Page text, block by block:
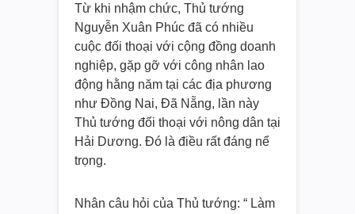
Từ khi nhậm chức, Thủ tướng
Nguyễn Xuân Phúc đã có nhiều
cuộc đối thoại với cộng đồng doanh
nghiệp, gặp gỡ với công nhân lao
động hằng năm tại các địa phương
như Đồng Nai, Đã Nẵng, lần này
Thủ tướng đối thoại với nông dân tại
Hải Dương. Đó là điều rất đáng nể
trọng.
Nhân câu hỏi của Thủ tướng: “ Làm